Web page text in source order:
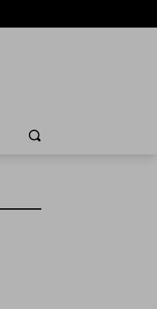
Cerca